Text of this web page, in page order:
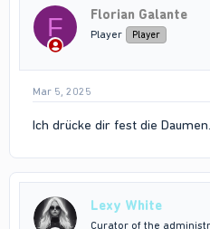
F Florian Galante
Player Player
Mar 5, 2025
Ich drücke dir fest die
Lexy White
Curator of the